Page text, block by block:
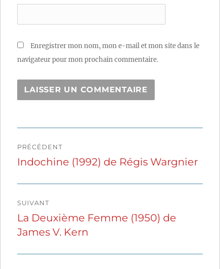
Enregistrer mon nom, mon e-mail et mon site dans le
navigateur pour mon prochain commentaire.
de
PRÉCÉDENT
Publication
Indochine (1992) de Régis Wargnier
SUIVANT
Publication
suivante :
La Deuxième Femme (1950) de
James V. Kern